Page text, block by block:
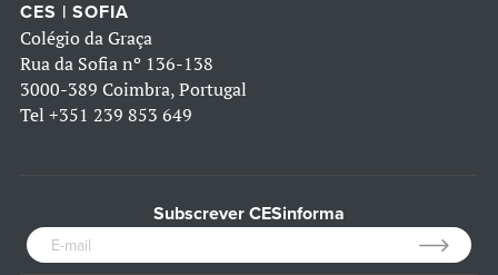
CES | SOFIA
Colégio da Graça
Rua da Sofia nº 136-138
3000-389 Coimbra, Portugal
Tel +351 239 853 649
Subscrever CESinforma